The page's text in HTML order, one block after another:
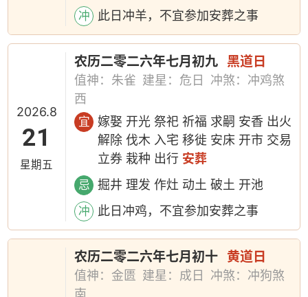
冲 此日冲羊，不宜参加安葬之事
2026.8
21
星期五
农历二零二六年七月初九 黑道日
值神：朱雀 建星：危日
冲煞：冲鸡煞
西
宜
嫁娶 开光 祭祀 祈福 求嗣 安香 出火
解除 伐木 入宅 移徙 安床 开市 交易
立券 栽种 出行 安葬
忌 掘井 理发 作灶 动土 破土 开池
冲 此日冲鸡，不宜参加安葬之事
农历二零二六年七月初十 黄道日
值神：金匮 建星：成日
冲煞：冲狗煞
南